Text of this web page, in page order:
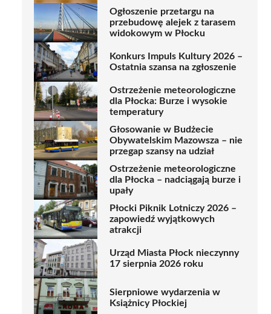
Ogłoszenie przetargu na
przebudowę alejek z tarasem
widokowym w Płocku
Konkurs Impuls Kultury 2026 –
Ostatnia szansa na zgłoszenie
Ostrzeżenie meteorologiczne
dla Płocka: Burze i wysokie
temperatury
Głosowanie w Budżecie
Obywatelskim Mazowsza – nie
przegap szansy na udział
Ostrzeżenie meteorologiczne
dla Płocka – nadciągają burze i
upały
Płocki Piknik Lotniczy 2026 –
zapowiedź wyjątkowych
atrakcji
Urząd Miasta Płock nieczynny
17 sierpnia 2026 roku
Sierpniowe wydarzenia w
Książnicy Płockiej